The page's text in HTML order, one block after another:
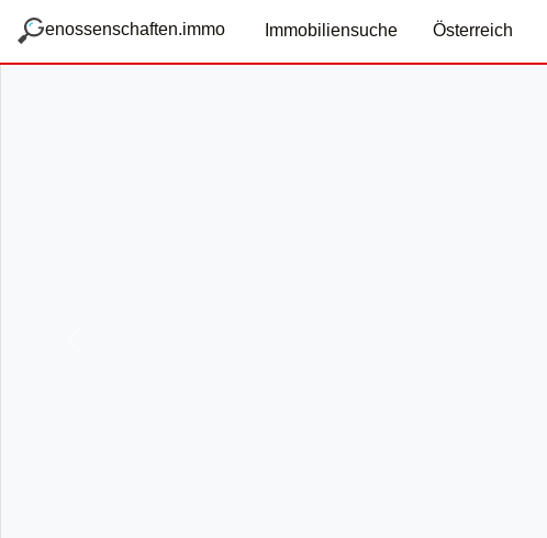
g
enossenschaften.immo Immobiliensuche Österreich